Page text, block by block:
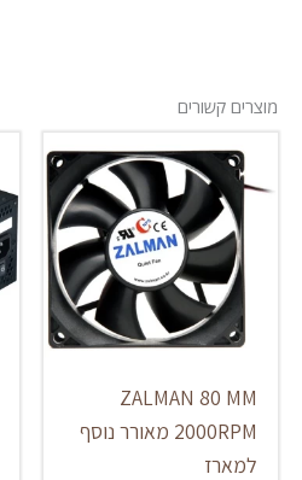
מוצרים קשורים
ZALMAN 80 MM
2000RPM מאורר נוסף
למארז